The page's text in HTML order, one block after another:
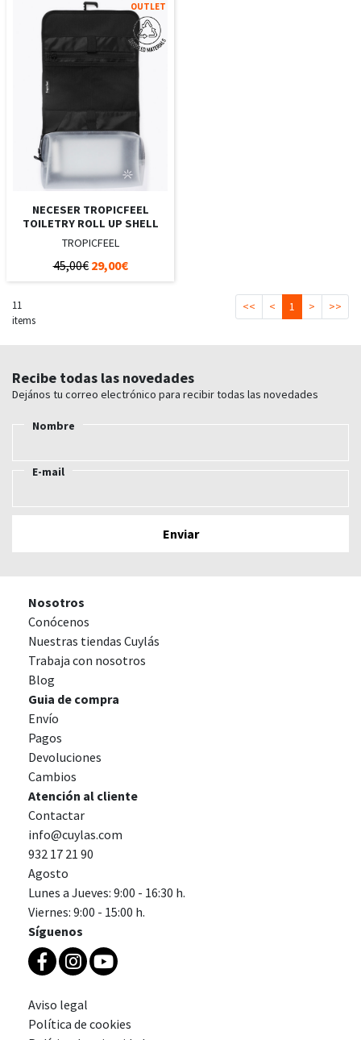
OUTLET
NECESER TROPICFEEL
TOILETRY ROLL UP SHELL
TROPICFEEL
45,00€ 29,00€
11
items
<< < 1 > >>
Recibe todas las novedades
Dejános tu correo electrónico para recibir todas las novedades
Nombre
E-mail
Nosotros
Conócenos
Nuestras tiendas Cuylás
Trabaja con nosotros
Blog
Guia de compra
Envío
Pagos
Devoluciones
Cambios
Atención al cliente
Contactar
info@cuylas.com
932 17 21 90
Agosto
Lunes a Jueves: 9:00 - 16:30 h.
Viernes: 9:00 - 15:00 h.
Síguenos
Aviso legal
Política de cookies